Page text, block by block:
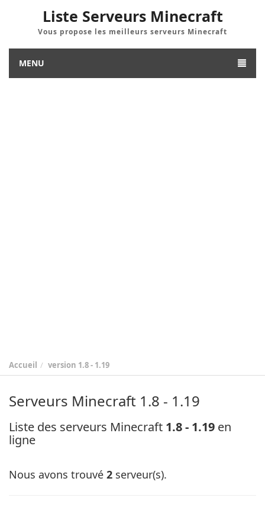
Liste Serveurs Minecraft
Vous propose les meilleurs serveurs Minecraft
MENU
Accueil version 1.8 - 1.19
Serveurs Minecraft 1.8 - 1.19
Liste des serveurs Minecraft 1.8 - 1.19 en
ligne
Nous avons trouvé 2 serveur(s).